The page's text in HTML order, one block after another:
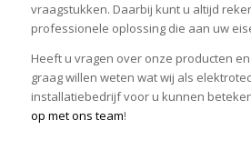
vraagstukken. Daarbij kunt u altijd
professionele oplossing die aan uw
Heeft u vragen over onze producten
graag willen weten wat wij als
installatiebedrijf voor u kunnen
op met ons team!